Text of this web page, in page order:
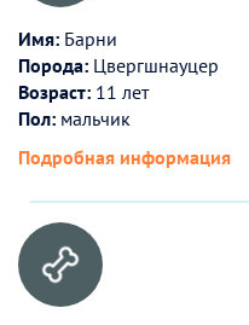
Имя: Барни
Порода: Цвергшнауцер
Возраст: 11 лет
Пол: мальчик
Подробная информация